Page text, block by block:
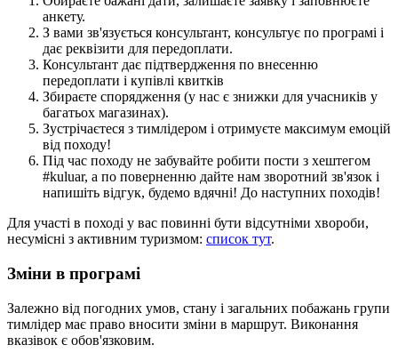
анкету.
З вами зв'язується консультант, консультує по програмі і
дає реквізити для передоплати.
Консультант дає підтвердження по внесенню
передоплати і купівлі квитків
Збираєте спорядження (у нас є знижки для учасників у
багатьох магазинах).
Зустрічаєтеся з тимлідером і отримуєте максимум емоцій
від походу!
Під час походу не забувайте робити пости з хештегом
#kuluar, а по поверненню дайте нам зворотний зв'язок і
напишіть відгук, будемо вдячні! До наступних походів!
Для участі в поході у вас повинні бути відсутніми хвороби,
несумісні з активним туризмом: список тут.
Зміни в програмі
Залежно від погодних умов, стану і загальних побажань групи
тимлідер має право вносити зміни в маршрут. Виконання
вказівок є обов'язковим.